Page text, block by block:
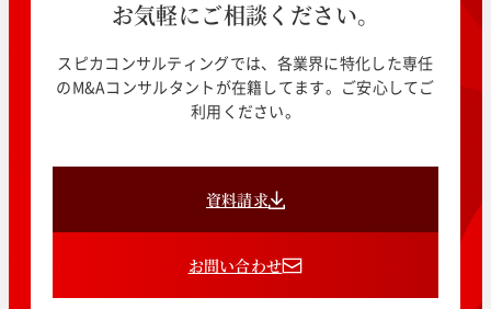
お気軽にご相談ください。
スピカコンサルティングでは、各業界に特化した専任
のM&Aコンサルタントが在籍してます。ご安心してご
利用ください。
資料請求
お問い合わせ